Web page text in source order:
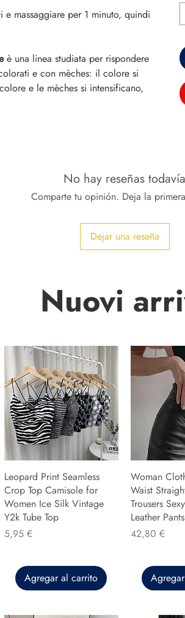
massaggiare per 1 minuto, quindi
è una linea studiata per rispondere
e con mèches: il colore si
e le mèches si intensificano,
No hay reseñas todavía
Comparte tu opinión. Deja la
Dejar una reseña
Nuovi
Leopard Print Seamless
Crop Top Camisole for
Women Ice Silk Vintage
Y2k Tube Top
Precio
5,95 €
Agregar al carrito
Woman
Waist
Trousers
Leather Pants
Precio
42,80 €